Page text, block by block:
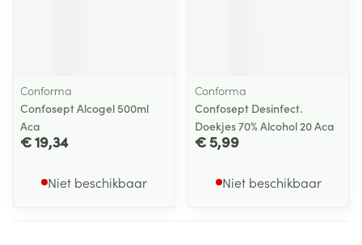
Conforma
Confosept Alcogel 500ml
Aca
€ 19,34
Niet beschikbaar
Conforma
Confosept Desinfect.
Doekjes 70% Alcohol 20 Aca
€ 5,99
Niet beschikbaar